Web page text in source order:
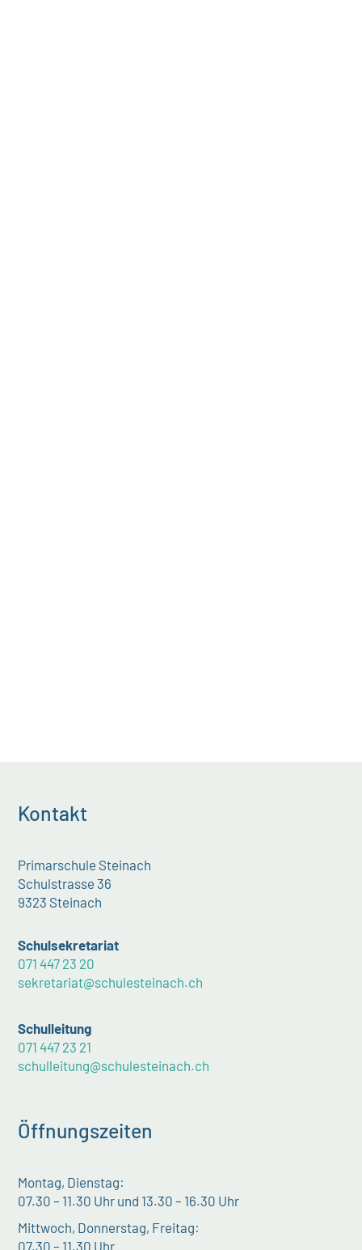
Kontakt
Primarschule Steinach
Schulstrasse 36
9323 Steinach
Schulsekretariat
071 447 23 20
sekretariat@schulesteinach.ch
Schulleitung
071 447 23 21
schulleitung@schulesteinach.ch
Öffnungszeiten
Montag, Dienstag:
07.30 – 11.30 Uhr und 13.30 – 16.30 Uhr
Mittwoch, Donnerstag, Freitag:
07.30 – 11.30 Uhr